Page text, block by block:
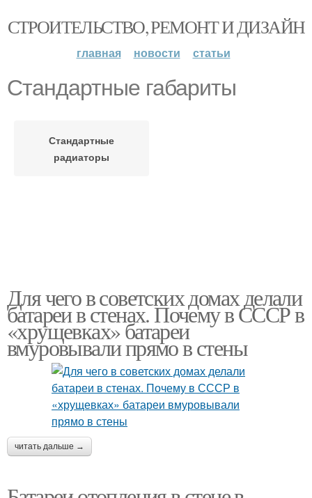
СТРОИТЕЛЬСТВО, РЕМОНТ И ДИЗАЙН
главная новости статьи
Стандартные габариты
Стандартные
радиаторы
Для чего в советских домах делали
батареи в стенах. Почему в СССР в
«хрущевках» батареи
вмуровывали прямо в стены
читать дальше →